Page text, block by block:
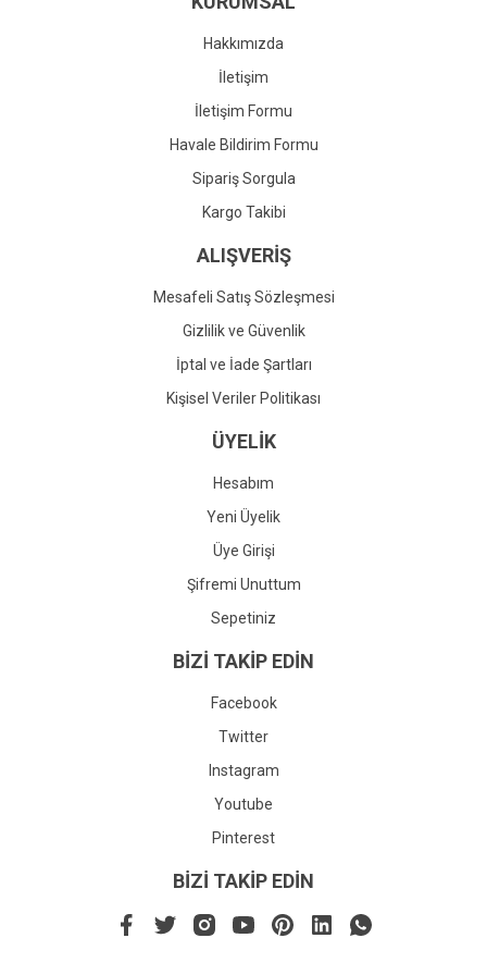
Gönder
Hakkımızda
İletişim
İletişim Formu
Havale Bildirim Formu
Sipariş Sorgula
Kargo Takibi
ALIŞVERİŞ
Mesafeli Satış Sözleşmesi
Gizlilik ve Güvenlik
İptal ve İade Şartları
Kişisel Veriler Politikası
ÜYELİK
Hesabım
Yeni Üyelik
Üye Girişi
Şifremi Unuttum
Sepetiniz
BİZİ TAKİP EDİN
Facebook
Twitter
Instagram
Youtube
Pinterest
BİZİ TAKİP EDİN